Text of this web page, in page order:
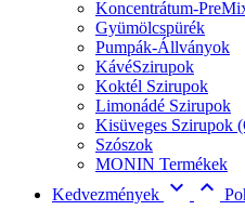
Koncentrátum-
Gyümölcspürék
Pumpák-Állványok
KávéSzirupok
Koktél Szirupok
Limonádé Szirupok
Kisüveges Szirupok
Szószok
MONIN Termékek
Kedvezmények  